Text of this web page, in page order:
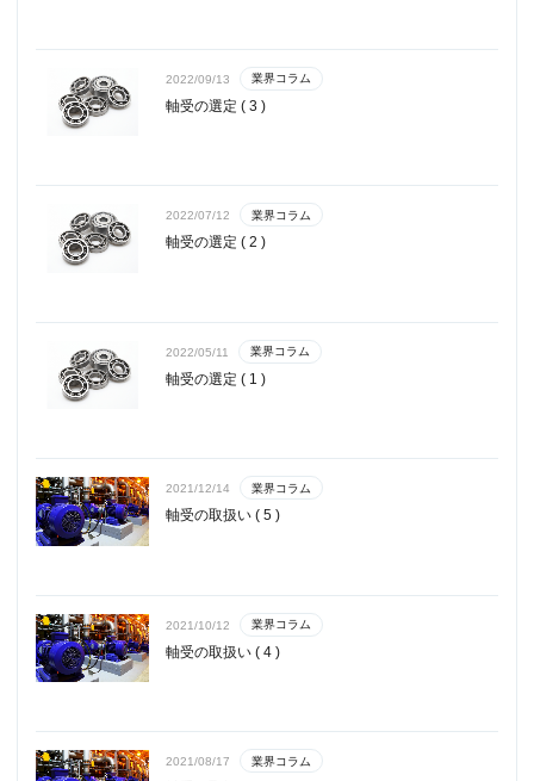
2022/09/13 業界コラム
軸受の選定 ( 3 )
2022/07/12 業界コラム
軸受の選定 ( 2 )
2022/05/11 業界コラム
軸受の選定 ( 1 )
2021/12/14 業界コラム
軸受の取扱い ( 5 )
2021/10/12 業界コラム
軸受の取扱い ( 4 )
2021/08/17 業界コラム